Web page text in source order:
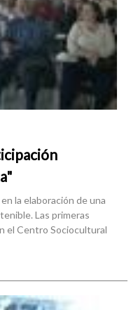
la elaboración de una
Las primeras
el Centro Sociocultural